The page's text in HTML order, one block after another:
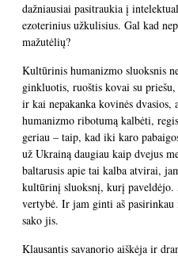
dažniausiai pasitraukia į
ezoterinius užkulisius. Gal kad
mažutėlių?
Kultūrinis humanizmo sluoksnis
ginkluotis, ruoštis kovai su
ir kai nepakanka kovinės
humanizmo ribotumą kalbėti,
geriau – taip, kad iki karo
už Ukrainą daugiau kaip dvejus
baltarusis apie tai kalba atvirai,
kultūrinį sluoksnį, kurį paveldėjo.
vertybė. Ir jam ginti aš pasirinkau
sako jis.
Klausantis savanorio aiškėja ir